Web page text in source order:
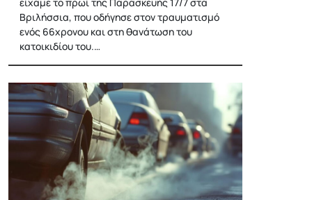
Βριλήσσια, που οδήγησε στον τραυματισμό
ενός 66χρονου και στη θανάτωση του
κατοικιδίου του.…